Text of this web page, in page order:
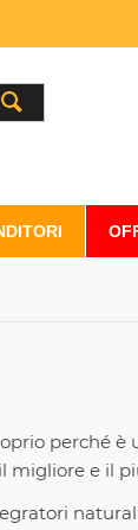
perché è
migliore e il